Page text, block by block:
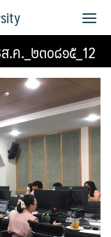
.ค._๒๓๐๘๑๕_12